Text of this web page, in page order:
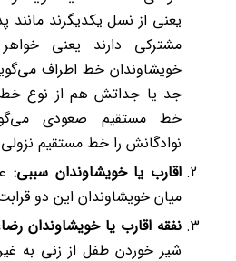
یعنی از نسل یکدیگرند مانند
مشترکی دارند یعنی
خویشاوندان خط اطراف
جد یا جداتش هم از نوع
خط مستقیم صعودی
نوادگانش را خط مستقیم
اقارب یا خویشاوندان سببی:
میان خویشاوندان این دو
نفقه اقارب یا خویشاوندان
شیر خوردن طفل از زنی به